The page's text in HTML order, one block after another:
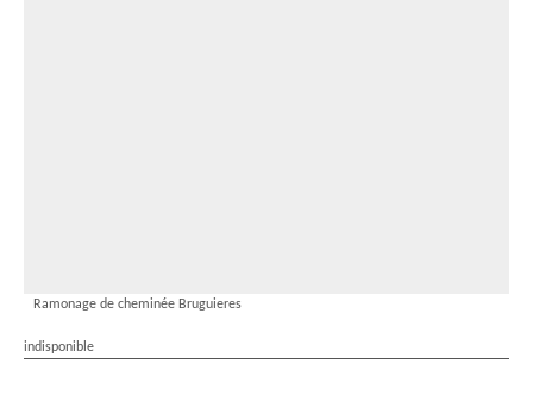
Ramonage de cheminée Bruguieres
indisponible